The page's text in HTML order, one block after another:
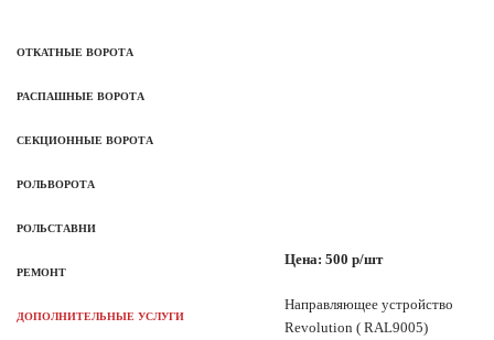
ОТКАТНЫЕ ВОРОТА
РАСПАШНЫЕ ВОРОТА
СЕКЦИОННЫЕ ВОРОТА
РОЛЬВОРОТА
РОЛЬСТАВНИ
РЕМОНТ
ДОПОЛНИТЕЛЬНЫЕ УСЛУГИ
Цена: 500 р/шт
Направляющее устройство
Revolution ( RAL9005)